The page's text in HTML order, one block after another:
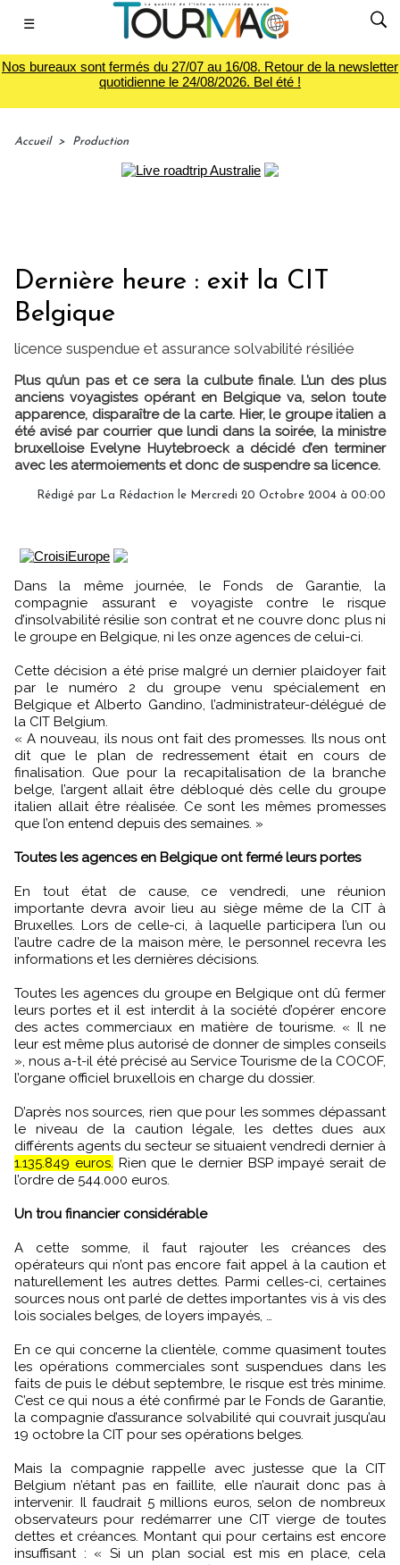
☰
Nos bureaux sont fermés du 27/07 au 16/08. Retour de la newsletter
quotidienne le 24/08/2026. Bel été !
Accueil > Production
Dernière heure : exit la CIT
Belgique
licence suspendue et assurance solvabilité résiliée
Plus qu’un pas et ce sera la culbute finale. L’un des plus
anciens voyagistes opérant en Belgique va, selon toute
apparence, disparaître de la carte. Hier, le groupe italien a
été avisé par courrier que lundi dans la soirée, la ministre
bruxelloise Evelyne Huytebroeck a décidé d’en terminer
avec les atermoiements et donc de suspendre sa licence.
Rédigé par La Rédaction le Mercredi 20 Octobre 2004 à 00:00
Dans la même journée, le Fonds de Garantie, la
compagnie assurant e voyagiste contre le risque
d’insolvabilité résilie son contrat et ne couvre donc plus ni
le groupe en Belgique, ni les onze agences de celui-ci.
Cette décision a été prise malgré un dernier plaidoyer fait
par le numéro 2 du groupe venu spécialement en
Belgique et Alberto Gandino, l’administrateur-délégué de
la CIT Belgium.
« A nouveau, ils nous ont fait des promesses. Ils nous ont
dit que le plan de redressement était en cours de
finalisation. Que pour la recapitalisation de la branche
belge, l’argent allait être débloqué dès celle du groupe
italien allait être réalisée. Ce sont les mêmes promesses
que l’on entend depuis des semaines. »
Toutes les agences en Belgique ont fermé leurs portes
En tout état de cause, ce vendredi, une réunion
importante devra avoir lieu au siège même de la CIT à
Bruxelles. Lors de celle-ci, à laquelle participera l’un ou
l’autre cadre de la maison mère, le personnel recevra les
informations et les dernières décisions.
Toutes les agences du groupe en Belgique ont dû fermer
leurs portes et il est interdit à la société d’opérer encore
des actes commerciaux en matière de tourisme. « Il ne
leur est même plus autorisé de donner de simples conseils
», nous a-t-il été précisé au Service Tourisme de la COCOF,
l’organe officiel bruxellois en charge du dossier.
D’après nos sources, rien que pour les sommes dépassant
le niveau de la caution légale, les dettes dues aux
différents agents du secteur se situaient vendredi dernier à
1.135.849 euros. Rien que le dernier BSP impayé serait de
l’ordre de 544.000 euros.
Un trou financier considérable
A cette somme, il faut rajouter les créances des
opérateurs qui n’ont pas encore fait appel à la caution et
naturellement les autres dettes. Parmi celles-ci, certaines
sources nous ont parlé de dettes importantes vis à vis des
lois sociales belges, de loyers impayés, …
En ce qui concerne la clientèle, comme quasiment toutes
les opérations commerciales sont suspendues dans les
faits de puis le début septembre, le risque est très minime.
C’est ce qui nous a été confirmé par le Fonds de Garantie,
la compagnie d’assurance solvabilité qui couvrait jusqu’au
19 octobre la CIT pour ses opérations belges.
Mais la compagnie rappelle avec justesse que la CIT
Belgium n’étant pas en faillite, elle n’aurait donc pas à
intervenir. Il faudrait 5 millions euros, selon de nombreux
observateurs pour redémarrer une CIT vierge de toutes
dettes et créances. Montant qui pour certains est encore
insuffisant : « Si un plan social est mis en place, cela